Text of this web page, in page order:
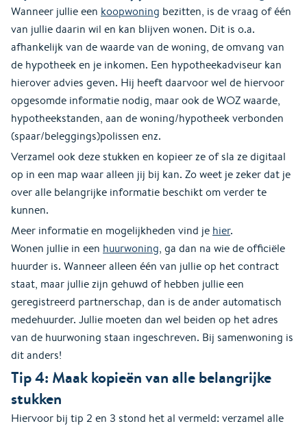
Wanneer jullie een koopwoning bezitten, is de vraag of één
van jullie daarin wil en kan blijven wonen. Dit is o.a.
afhankelijk van de waarde van de woning, de omvang van
de hypotheek en je inkomen. Een hypotheekadviseur kan
hierover advies geven. Hij heeft daarvoor wel de hiervoor
opgesomde informatie nodig, maar ook de WOZ waarde,
hypotheekstanden, aan de woning/hypotheek verbonden
(spaar/beleggings)polissen enz.
Verzamel ook deze stukken en kopieer ze of sla ze digitaal
op in een map waar alleen jij bij kan. Zo weet je zeker dat je
over alle belangrijke informatie beschikt om verder te
kunnen.
Meer informatie en mogelijkheden vind je hier.
Wonen jullie in een huurwoning, ga dan na wie de officiële
huurder is. Wanneer alleen één van jullie op het contract
staat, maar jullie zijn gehuwd of hebben jullie een
geregistreerd partnerschap, dan is de ander automatisch
medehuurder. Jullie moeten dan wel beiden op het adres
van de huurwoning staan ingeschreven. Bij samenwoning is
dit anders!
Tip 4: Maak kopieën van alle belangrijke
stukken
Hiervoor bij tip 2 en 3 stond het al vermeld: verzamel alle